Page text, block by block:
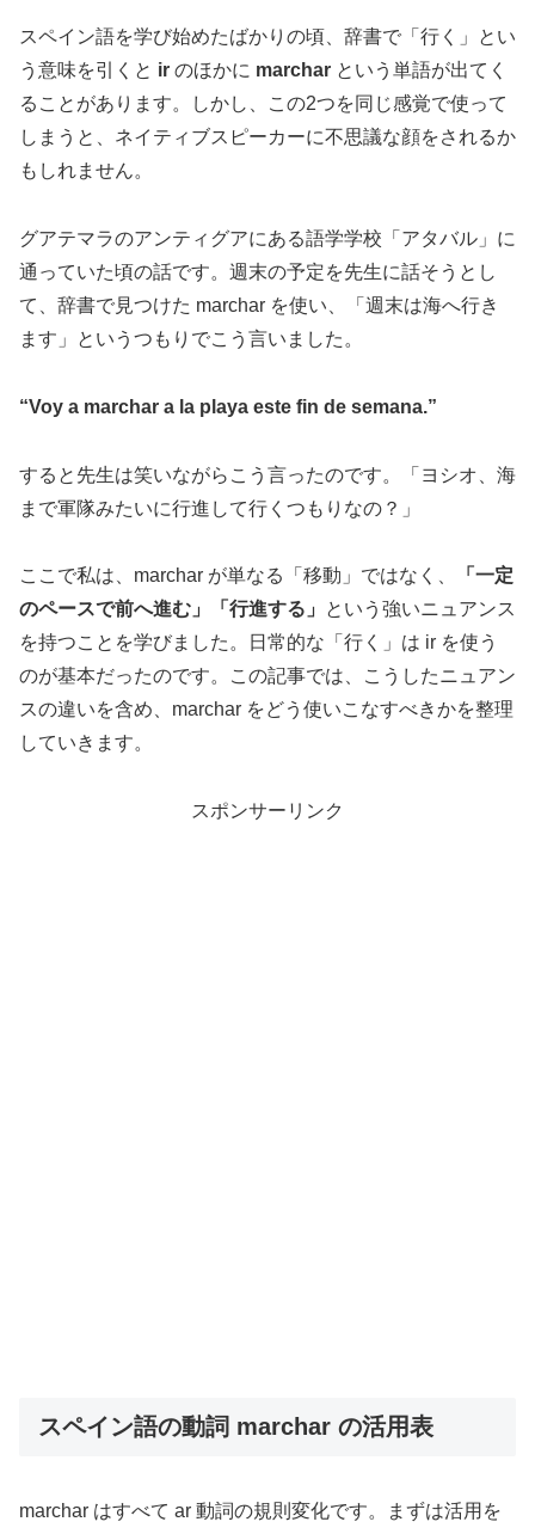
スペイン語を学び始めたばかりの頃、辞書で「行く」とい
う意味を引くと ir のほかに marchar という単語が出てく
ることがあります。しかし、この2つを同じ感覚で使って
しまうと、ネイティブスピーカーに不思議な顔をされるか
もしれません。
グアテマラのアンティグアにある語学学校「アタバル」に
通っていた頃の話です。週末の予定を先生に話そうとし
て、辞書で見つけた marchar を使い、「週末は海へ行き
ます」というつもりでこう言いました。
“Voy a marchar a la playa este fin de semana.”
すると先生は笑いながらこう言ったのです。「ヨシオ、海
まで軍隊みたいに行進して行くつもりなの？」
ここで私は、marchar が単なる「移動」ではなく、
「一定
のペースで前へ進む」「行進する」
という強いニュアンス
を持つことを学びました。日常的な「行く」は ir を使う
のが基本だったのです。この記事では、こうしたニュアン
スの違いを含め、marchar をどう使いこなすべきかを整理
していきます。
スポンサーリンク
スペイン語の動詞 marchar の活用表
marchar はすべて ar 動詞の規則変化です。まずは活用を